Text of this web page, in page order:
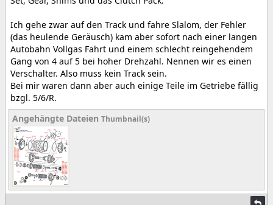
Ich gehe zwar auf den Track und fahre Slalom, der Fehler
(das heulende Geräusch) kam aber sofort nach einer langen
Autobahn Vollgas Fahrt und einem schlecht reingehendem
Gang von 4 auf 5 bei hoher Drehzahl. Nennen wir es einen
Verschalter. Also muss kein Track sein.
Bei mir waren dann aber auch einige Teile im Getriebe fällig
bzgl. 5/6/R.
Angehängte Dateien Thumbnail(s)